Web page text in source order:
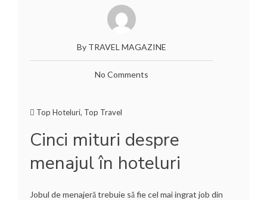
By TRAVEL MAGAZINE
No Comments
Top Hoteluri, Top Travel
Cinci mituri despre
menajul în hoteluri
Jobul de menajeră trebuie să fie cel mai ingrat job din